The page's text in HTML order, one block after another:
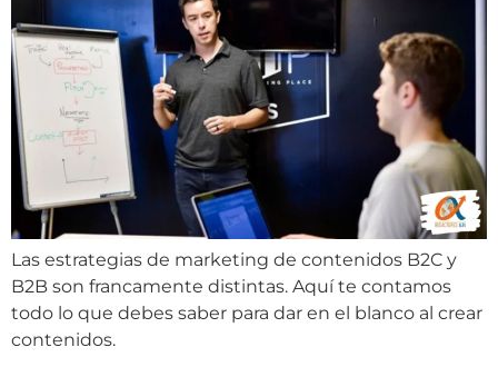
Las estrategias de marketing de contenidos B2C y
B2B son francamente distintas. Aquí te contamos
todo lo que debes saber para dar en el blanco al crear
contenidos.